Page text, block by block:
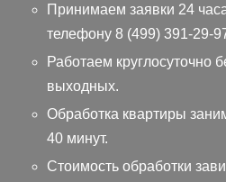
Принимаем заявки 24
телефону 8 (499) 391-29-
Работаем круглосуточно
выходных.
Обработка квартиры
40 минут.
Стоимость обработки